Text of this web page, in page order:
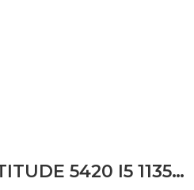
LAPTOP DELL LATITUDE 5420 I5 1135G7 16GB 256SSD 14″ FHD TACTILE